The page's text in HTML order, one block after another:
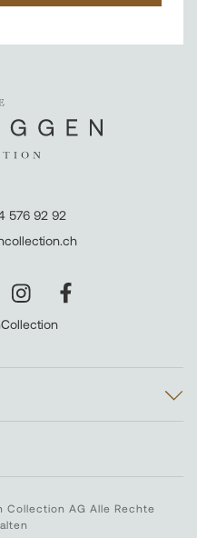
576 92 92
AG Alle Rechte